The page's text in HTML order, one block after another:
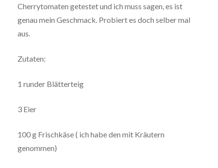
Cherrytomaten getestet und ich muss sagen, es ist
genau mein Geschmack. Probiert es doch selber mal
aus.
Zutaten:
1 runder Blätterteig
3 Eier
100 g Frischkäse ( ich habe den mit Kräutern
genommen)